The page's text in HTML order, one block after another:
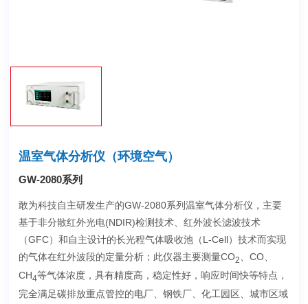
温室气体分析仪（环境空气）
GW-2080系列
敢为科技自主研发生产的GW-2080系列温室气体分析仪，主要
基于非分散红外光电(NDIR)检测技术、红外波长滤波技术
（GFC）和自主设计的长光程气体吸收池（L-Cell）技术而实现
的气体在红外波段的定量分析；此仪器主要测量CO2、CO、
CH4等气体浓度，具有精度高，稳定性好，响应时间快等特点，
完全满足碳排放重点管控的电厂、钢铁厂、化工园区、城市区域